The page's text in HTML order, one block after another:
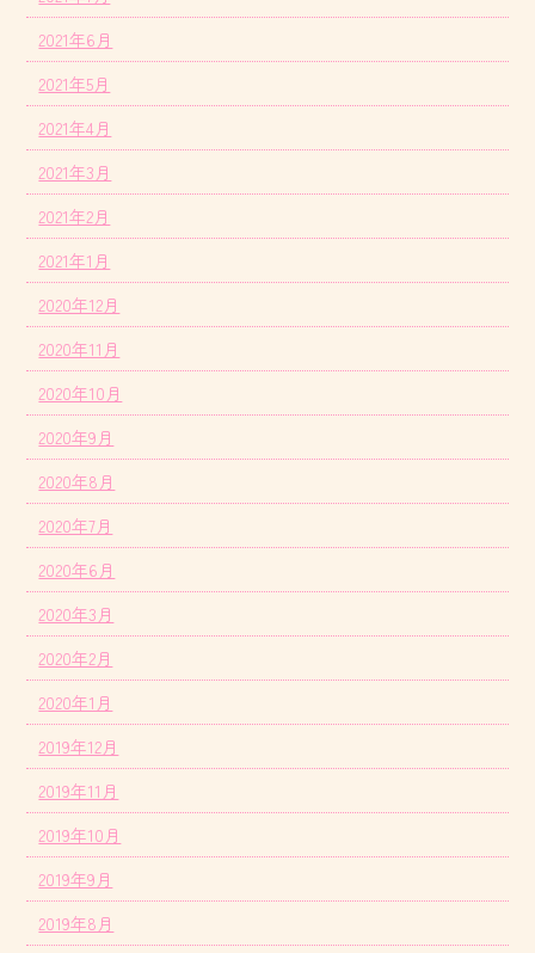
2021年6月
2021年5月
2021年4月
2021年3月
2021年2月
2021年1月
2020年12月
2020年11月
2020年10月
2020年9月
2020年8月
2020年7月
2020年6月
2020年3月
2020年2月
2020年1月
2019年12月
2019年11月
2019年10月
2019年9月
2019年8月